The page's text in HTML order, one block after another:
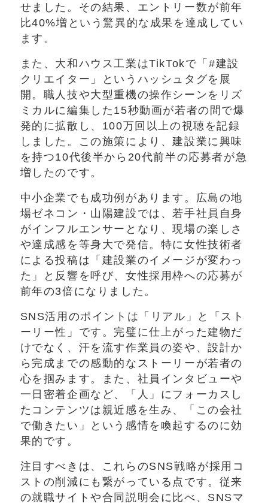
せました。その結果、エントリー数が前年
比40%増という驚異的な成果を達成してい
ます。
また、大和ハウス工業はTikTokで「#建設
クリエイター」というハッシュタグを展
開。職人技や大型重機の操作シーンをリズ
ミカルに編集した15秒動画が若者の間で爆
発的に拡散し、100万回以上の視聴を記録
しました。この施策により、建設業に興味
を持つ10代後半から20代前半の応募者が急
増したのです。
中小企業でも成功例があります。広島の地
場ゼネコン・山陽建設では、若手社員自身
がインフルエンサーとなり、現場の楽しさ
や達成感を等身大で発信。特に女性技術者
による投稿は「建設業のイメージが変わっ
た」と反響を呼び、女性採用枠への応募が
前年の3倍になりました。
SNS活用のポイントは「リアル」と「スト
ーリー性」です。完璧に仕上がった建物だ
けでなく、汗を流す作業員の姿や、設計か
ら完成までの感動的なストーリーが若者の
心を掴みます。また、社員インタビューや
一日密着企画など、「人」にフォーカスし
たコンテンツは親近感を生み、「この会社
で働きたい」という感情を喚起するのに効
果的です。
注目すべきは、これらのSNS戦略が採用コ
ストの削減にも繋がっている点です。従来
の就職サイトや合同説明会に比べ、SNSマ